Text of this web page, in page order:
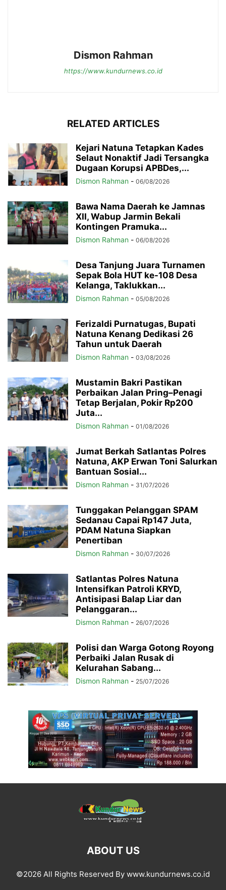
Dismon Rahman
https://www.kundurnews.co.id
RELATED ARTICLES
Kejari Natuna Tetapkan Kades
Selaut Nonaktif Jadi Tersangka
Dugaan Korupsi APBDes,...
Dismon Rahman - 06/08/2026
Bawa Nama Daerah ke Jamnas
XII, Wabup Jarmin Bekali
Kontingen Pramuka...
Dismon Rahman - 06/08/2026
Desa Tanjung Juara Turnamen
Sepak Bola HUT ke-108 Desa
Kelanga, Taklukkan...
Dismon Rahman - 05/08/2026
Ferizaldi Purnatugas, Bupati
Natuna Kenang Dedikasi 26
Tahun untuk Daerah
Dismon Rahman - 03/08/2026
Mustamin Bakri Pastikan
Perbaikan Jalan Pring–Penagi
Tetap Berjalan, Pokir Rp200
Juta...
Dismon Rahman - 01/08/2026
Jumat Berkah Satlantas Polres
Natuna, AKP Erwan Toni Salurkan
Bantuan Sosial...
Dismon Rahman - 31/07/2026
Tunggakan Pelanggan SPAM
Sedanau Capai Rp147 Juta,
PDAM Natuna Siapkan
Penertiban
Dismon Rahman - 30/07/2026
Satlantas Polres Natuna
Intensifkan Patroli KRYD,
Antisipasi Balap Liar dan
Pelanggaran...
Dismon Rahman - 26/07/2026
Polisi dan Warga Gotong Royong
Perbaiki Jalan Rusak di
Kelurahan Sabang...
Dismon Rahman - 25/07/2026
ABOUT US
©2026 All Rights Reserved By www.kundurnews.co.id